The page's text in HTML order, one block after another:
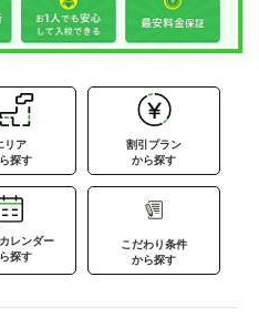
リア
探す
割引プラン
から探す
レンダー
探す
こだわり条件
から探す